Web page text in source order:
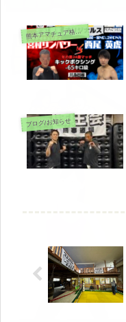
熊本アマチュア格闘技大会「健軍オリジナルス」関連
ブログ/お知らせ